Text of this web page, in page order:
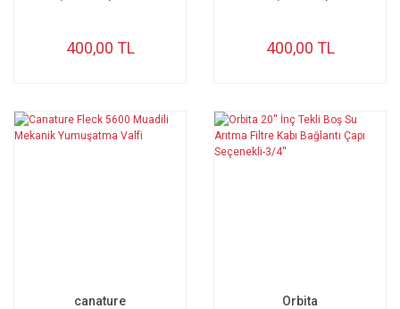
400,00 TL 400,00 TL
canature Orbita